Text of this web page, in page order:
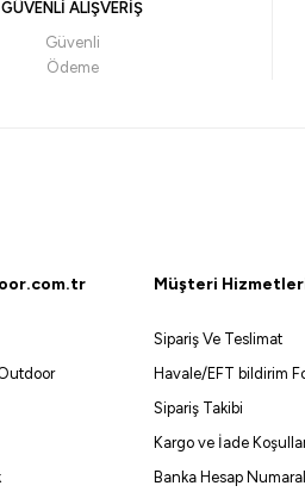
Shimano Sienna Spinning EVA
GÜVENLİ ALIŞVERİŞ
Güvenli
Ödeme
Müşteri
Sipariş Ve Teslimat
Havale/EFT bildirim
Sipariş Takibi
Kargo ve İade
Banka Hesap